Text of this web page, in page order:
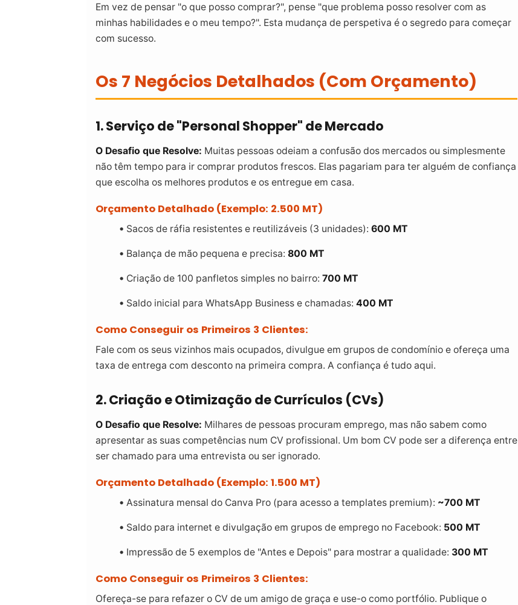
Em vez de pensar "o que posso comprar?", pense "que problema posso resolver com as
minhas habilidades e o meu tempo?". Esta mudança de perspetiva é o segredo para começar
com sucesso.
Os 7 Negócios Detalhados (Com Orçamento)
1. Serviço de "Personal Shopper" de Mercado
O Desafio que Resolve: Muitas pessoas odeiam a confusão dos mercados ou simplesmente
não têm tempo para ir comprar produtos frescos. Elas pagariam para ter alguém de confiança
que escolha os melhores produtos e os entregue em casa.
Orçamento Detalhado (Exemplo: 2.500 MT)
Sacos de ráfia resistentes e reutilizáveis (3 unidades): 600 MT
Balança de mão pequena e precisa: 800 MT
Criação de 100 panfletos simples no bairro: 700 MT
Saldo inicial para WhatsApp Business e chamadas: 400 MT
Como Conseguir os Primeiros 3 Clientes:
Fale com os seus vizinhos mais ocupados, divulgue em grupos de condomínio e ofereça uma
taxa de entrega com desconto na primeira compra. A confiança é tudo aqui.
2. Criação e Otimização de Currículos (CVs)
O Desafio que Resolve: Milhares de pessoas procuram emprego, mas não sabem como
apresentar as suas competências num CV profissional. Um bom CV pode ser a diferença entre
ser chamado para uma entrevista ou ser ignorado.
Orçamento Detalhado (Exemplo: 1.500 MT)
Assinatura mensal do Canva Pro (para acesso a templates premium): ~700 MT
Saldo para internet e divulgação em grupos de emprego no Facebook: 500 MT
Impressão de 5 exemplos de "Antes e Depois" para mostrar a qualidade: 300 MT
Como Conseguir os Primeiros 3 Clientes:
Ofereça-se para refazer o CV de um amigo de graça e use-o como portfólio. Publique o